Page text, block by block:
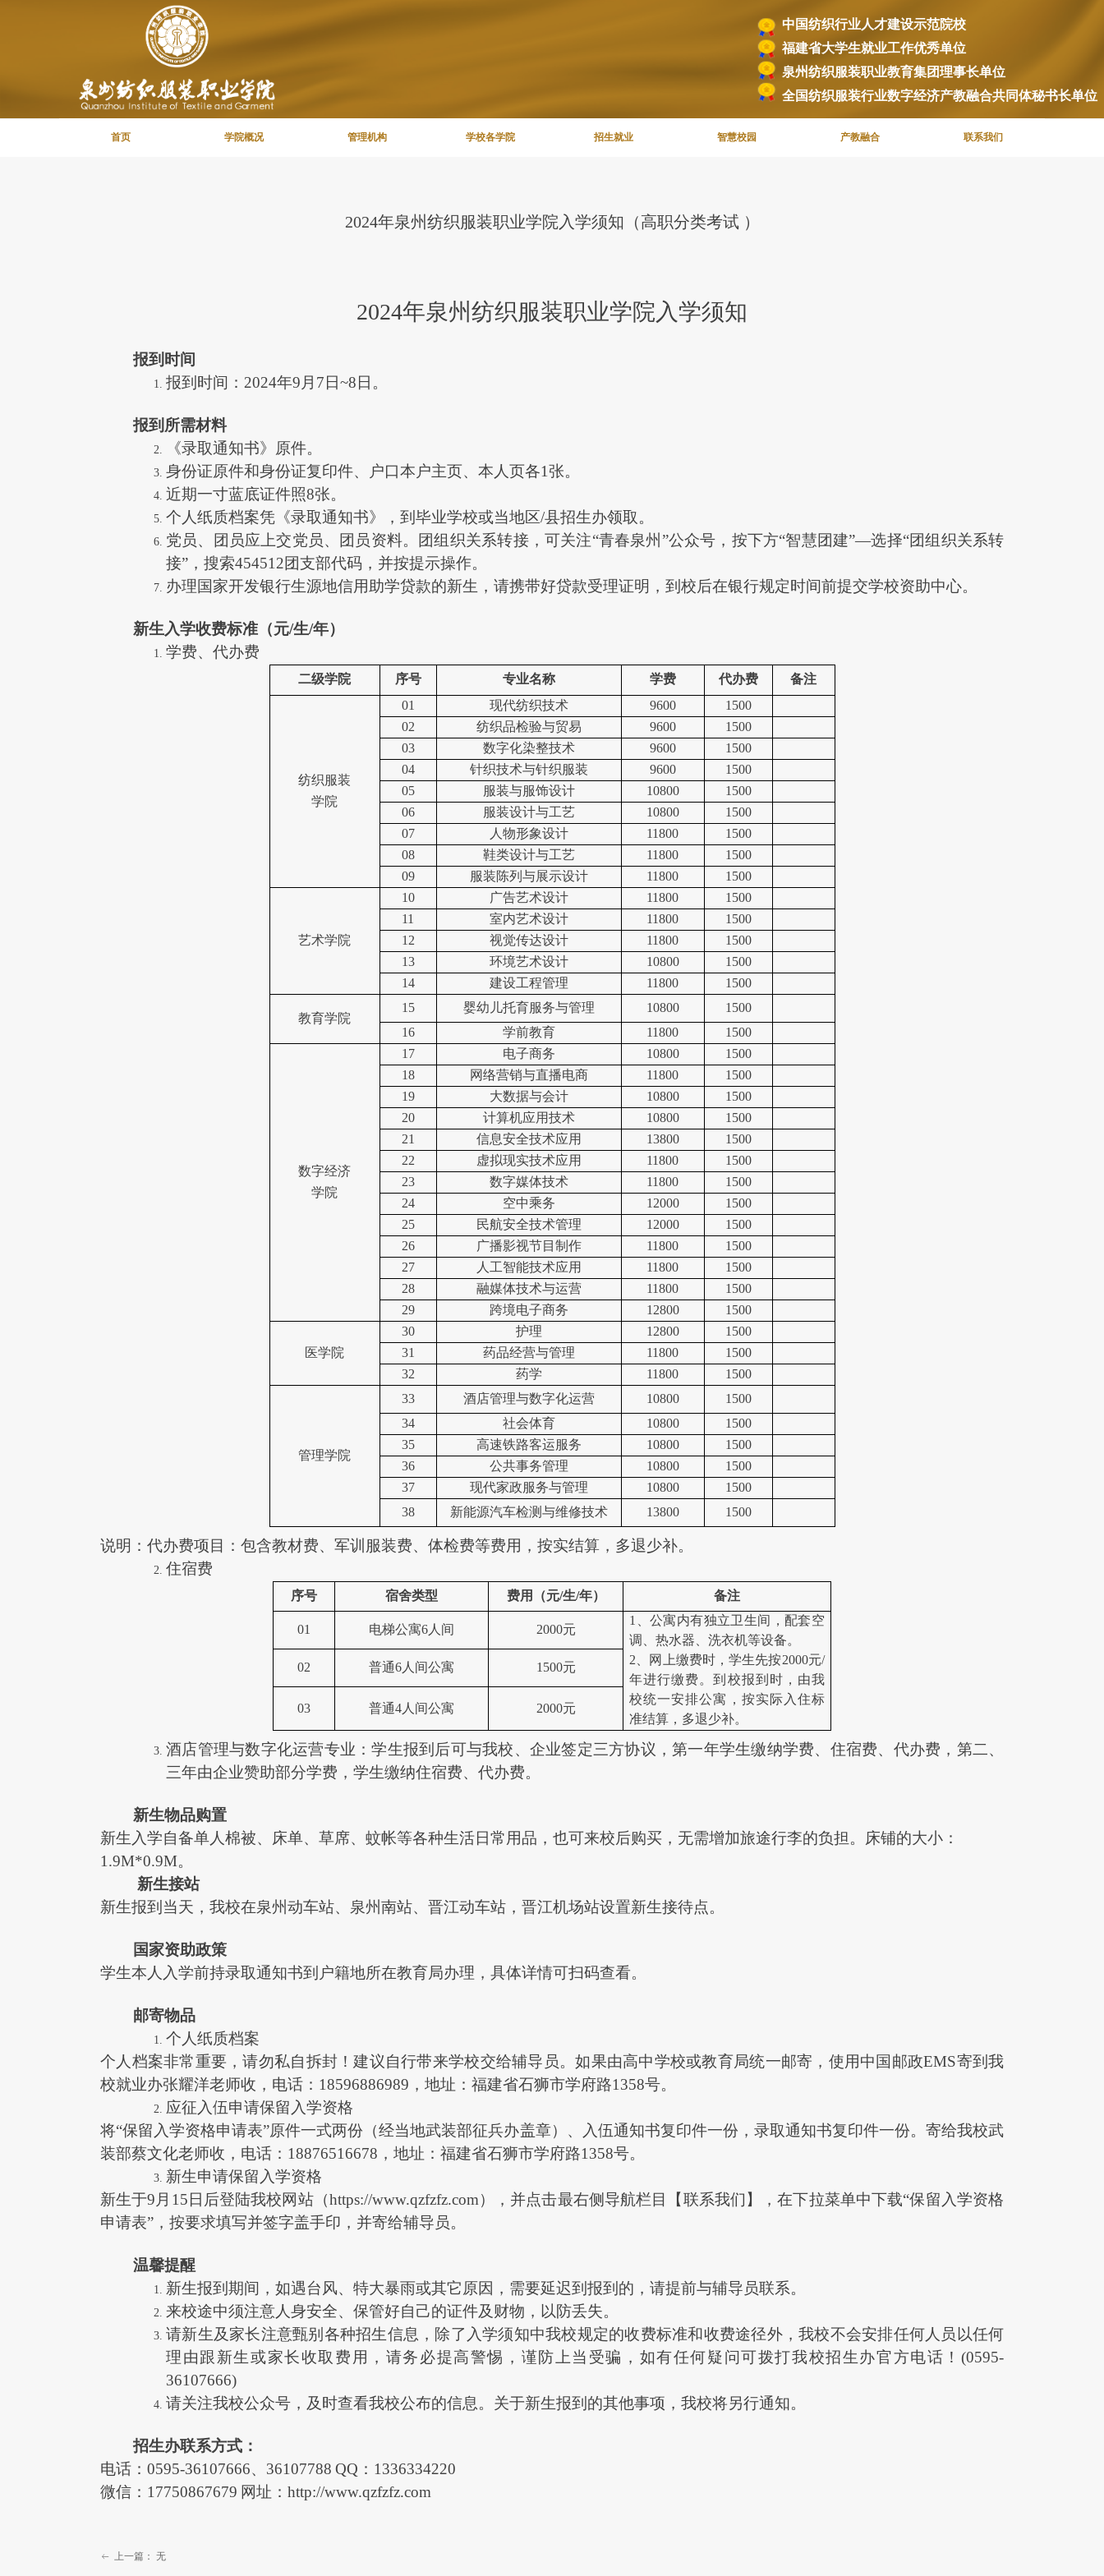
中国纺织行业人才建设示范院校
福建省大学生就业工作优秀单位
泉州纺织服装职业教育集团理事长单位
全国纺织服装行业数字经济产教融合共同体秘书长单位
首页 学院概况 管理机构 学校各学院 招生就业 智慧校园 产教融合 联系我们
2024年泉州纺织服装职业学院入学须知（高职分类考试 ）
2024年泉州纺织服装职业学院入学须知
报到时间
报到时间： 2024年9 月 7 日~8 日。
报到 所需材料
《录取通知书》 原件。
身份证原件和身份证复印件、户口本户主页、本人页各1张。
近期一寸蓝底证件照8张。
个人纸质档案凭 《录取通知书》， 到毕业学校或当地区/县招生办领取。
党员、团员应上交党员、团员资料。团组织关系转接， 可关注“青春泉州 ”公众号，按下方“智慧团建”—选择“团组织关系转
接”，搜索454512团支部代码， 并按提示操作。
办理 国家开发银行生源地信用助学贷款的新生，请携带好贷款受理证明，到校后在银行规定时间前提交学校资助中心。
新生入学收费标准（元/生/年）
学费、代办费
二级学院 序号 专业名称 学费 代办费 备注
纺织服装
学院
01 现代纺织技术 9600
1500
02
纺织品检验与贸易 9600
1500
03
数字化染整技术 9600
1500
04
针织技术与针织服装 9600
1500
05
服装与服饰设计 10800
1500
06
服装设计与工艺 10800
1500
07
人物形象设计 11800
1500
08
鞋类设计与工艺 11800
1500
09
服装陈列与展示设计 11800 1500
艺术学院
10 广告艺术设计 11800
1500
11
室内艺术设计 11800
1500
12
视觉传达设计 11800
1500
13
环境艺术设计 10800
1500
14
建设工程管理 11800 1500
教育学院
15 婴幼儿托育服务与管理 10800
1500
16
学前教育 11800 1500
数字经济
学院
17 电子商务 10800
1500
18
网络营销与直播电商 11800
1500
19
大数据与会计 10800
1500
20
计算机应用技术 10800
1500
21
信息安全技术应用 13800
1500
22
虚拟现实技术应用 11800
1500
23
数字媒体技术 11800
1500
24
空中乘务 12000
1500
25
民航安全技术管理 12000
1500
26
广播影视节目制作 11800
1500
27
人工智能技术应用 11800
1500
28
融媒体技术与运营 11800
1500
29
跨境电子商务 12800 1500
医学院
30 护理 12800
1500
31
药品经营与管理 11800
1500
32
药学 11800 1500
管理学院
33 酒店管理与数字化运营 10800
1500
34
社会体育 10800
1500
35
高速铁路客运服务 10800
1500
36
公共事务管理 10800
1500
37
现代家政服务与管理 10800
1500
38
新能源汽车检测与维修技术 13800 1500
说明：代办费项目：包含教材费、军训服装费、体检费等费用，按实结算，多退少补。
住宿费
序号 宿舍类型 费用（元/生/年） 备注
01 电梯公寓6人间 2000元
1
、公寓内有独立卫生间，配套空
调、热水器、洗衣机等设备。
2 、网上缴费时，学生先按2000元/
年进行缴费。到校报到时，由我
校统一安排公寓，按实际入住标
准结算，多退少补。
02 普通6人间公寓 1500元
03 普通4人间公寓 2000元
酒店管理与数字化运营专业：学生报到后可与我校、企业签定三方协议，第一年学生缴纳学费、住宿费、代办费，第二、
三年由企业赞助部分学费，学生缴纳住宿费、代办费。
新生物品购置
新生入学自备单人棉被、床单、草席、蚊帐等各种生活日常用品，也可来校后购买，无需增加旅途行李的负担。床铺的大小：
1.9M*0.9M。
新生接站
新生报到当天，我校在泉州动车站、泉州南站、晋江动车站，晋江机场站设置新生接待点。
国家资助政策
学生本人入学前持录取通知书到户籍地所在教育局办理，具体详情可扫码查看。
邮寄物品
个人纸质档案
个人档案非常重要 ，请勿私自拆封！建议自行带来学校交给辅导员。如果由高中学校或教育局统一邮寄，使用中国邮政EMS寄到我
校就业办张耀洋老师收 ， 电话： 18596886989 ，地址： 福建省石狮市学府路1358号。
应征入伍申请保留入学资格
将“保留入学资格申请表”原件一式两份（经当地武装部征兵办盖章） 、入伍通知书复印件一份 ， 录取通知书复印件一份。寄给我校武
装部蔡文化老师收 ， 电话： 18876516678 ， 地址： 福建省石狮市学府路1358号。
新生申请保留入学资格
新生于9 月 15 日后登陆我校网站（https://www.qzfzfz.com），并点击最右侧导航栏目【联系我们】，在下拉菜单中下载“保留入学资格
申请表”，按要求填写并签字盖手印，并寄给辅导员。
温馨提醒
新生报到期间，如遇台风、特大暴雨或其它原因，需要延迟到报到的，请提前与辅导员联系。
来校途中须注意人身安全、保管好自己的证件及财物，以防丢失。
请新生及家长注意甄别各种招生信息，除了入学须知中我校规定的收费标准和收费途径外，我校不会安排任何人员以任何
理由跟新生或家长收取费用，请务必提高警惕，谨防上当受骗，如有任何疑问可拨打我校招生办官方电话！ (0595-
36107666)
请关注我校公众号，及时查看我校公布的信息。关于新生报到的其他事项，我校将另行通知。
招生办联系方式：
电话： 0595-36107666、 36107788 QQ ： 1336334220
微信： 17750867679 网址： http://www.qzfzfz.com
ꂃ 上一篇： 无